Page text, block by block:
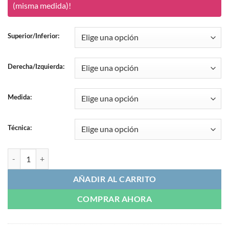
(misma medida)!
Superior/Inferior:
Derecha/Izquierda:
Medida:
Técnica:
AÑADIR AL CARRITO
COMPRAR AHORA